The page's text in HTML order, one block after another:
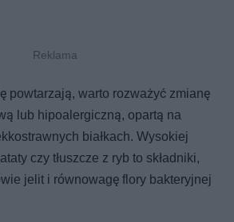
powtarzają, warto rozważyć zmianę
lub hipoalergiczną, opartą na
białkach. Wysokiej
czy tłuszcze z ryb to składniki,
jelit i równowagę flory bakteryjnej